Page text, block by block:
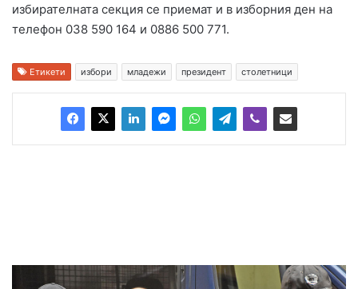
избирателната секция се приемат и в изборния ден на
телефон 038 590 164 и 0886 500 771.
Етикети избори младежи президент столетници